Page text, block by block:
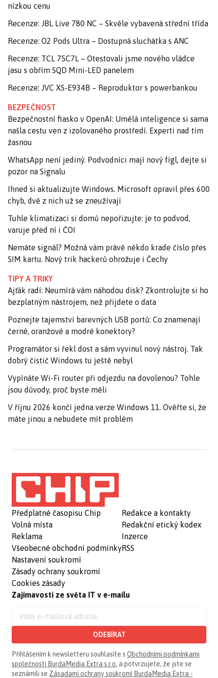
nízkou cenu
Recenze: JBL Live 780 NC – Skvěle vybavená střední třída
Recenze: O2 Pods Ultra – Dostupná sluchátka s ANC
Recenze: TCL 75C7L – Otestovali jsme nového vládce
jasu s obřím SQD Mini-LED panelem
Recenze: JVC XS-E934B – Reproduktor s powerbankou
BEZPEČNOST
Bezpečnostní fiasko v OpenAI: Umělá inteligence si sama
našla cestu ven z izolovaného prostředí. Experti nad tím
žasnou
WhatsApp není jediný. Podvodníci mají nový fígl, dejte si
pozor na Signalu
Ihned si aktualizujte Windows. Microsoft opravil přes 600
chyb, dvě z nich už se zneužívají
Tuhle klimatizaci si domů nepořizujte: je to podvod,
varuje před ní i ČOI
Nemáte signál? Možná vám právě někdo krade číslo přes
SIM kartu. Nový trik hackerů ohrožuje i Čechy
TIPY A TRIKY
Ajťák radí: Neumírá vám náhodou disk? Zkontrolujte si ho
bezplatným nástrojem, než přijdete o data
Poznejte tajemství barevných USB portů: Co znamenají
černé, oranžové a modré konektory?
Programátor si řekl dost a sám vyvinul nový nástroj. Tak
dobrý čistič Windows tu ještě nebyl
Vypínáte Wi-Fi router při odjezdu na dovolenou? Tohle
jsou důvody, proč byste měli
V říjnu 2026 končí jedna verze Windows 11. Ověřte si, že
máte jinou a nebudete mít problém
Předplatné časopisu Chip
Volná místa
Reklama
Všeobecné obchodní podmínky
Nastavení soukromí
Zásady ochrany soukromí
Cookies zásady
Redakce a kontakty
Redakční etický kodex
Inzerce
RSS
Zajímavosti ze světa IT v e-mailu
ODEBÍRAT
Přihlášením k newsletteru souhlasíte s Obchodními podmínkami
společnosti BurdaMedia Extra s.r.o. a potvrzujete, že jste se
seznámili se Zásadami ochrany soukromí BurdaMedia Extra -